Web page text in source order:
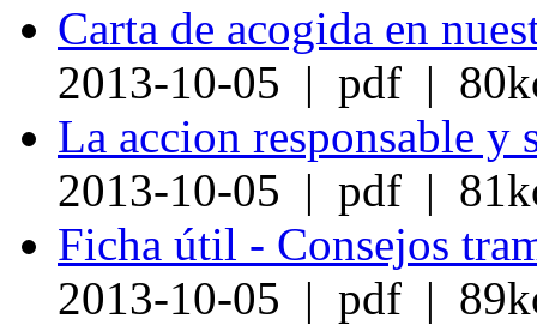
Carta de acogida en
2013-10-05 | pdf |
La accion responsable y
2013-10-05 | pdf |
Ficha útil - Consejos
2013-10-05 | pdf |